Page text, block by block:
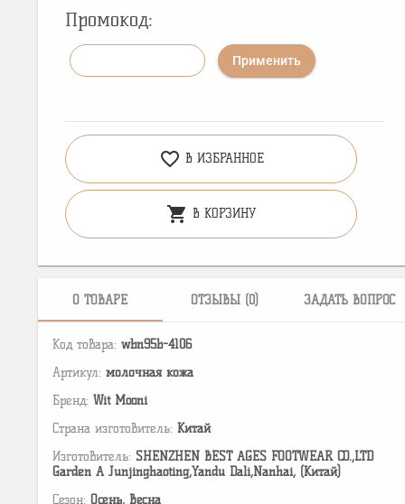
Промокод:
Применить
favorite_border В ИЗБРАННОЕ
shopping_cart В КОРЗИНУ
О ТОВАРЕ ОТЗЫВЫ (0) ЗАДАТЬ ВОПРОС
Код товара: wbn95b-4106
Артикул: молочная кожа
Бренд: Wit Mooni
Страна изготовитель: Китай
Изготовитель: SHENZHEN BEST AGES FOOTWEAR CO.,LTD
Garden A Junjinghaoting,Yandu Dali,Nanhai, (Китай)
Сезон: Осень, Весна